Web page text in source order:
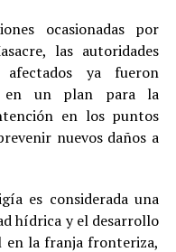
ocasionadas por
las autoridades
ya fueron
en un plan para la
en los puntos
nuevos daños a
es considerada una
hídrica y el desarrollo
en la franja fronteriza,